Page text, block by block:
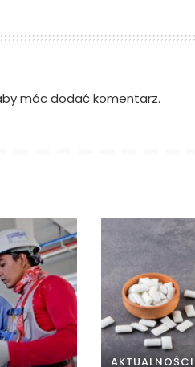
móc dodać komentarz.
AKTUALNOŚCI